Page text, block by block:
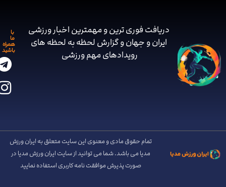
دریافت فوری ترین و مهمترین اخبار ورزشی
ایران و جهان و گزارش لحظه به لحظه های
رویدادهای مهم ‌ورزشی
همراه
باشید
تمام حقوق مادی و معنوی این سایت متعلق به ایران ورزش
مدیا می باشد. شما می توانید از سایت ایران ورزش مدیا در
صورت پذیرش موافقت نامه کاربری استفاده نمایید